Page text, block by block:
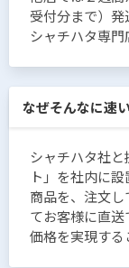
受付分まで）発
シャチハタ専門
なぜそんなに速
シャチハタ社
ト」を社内に設
商品を、注文
てお客様に直
価格を実現する